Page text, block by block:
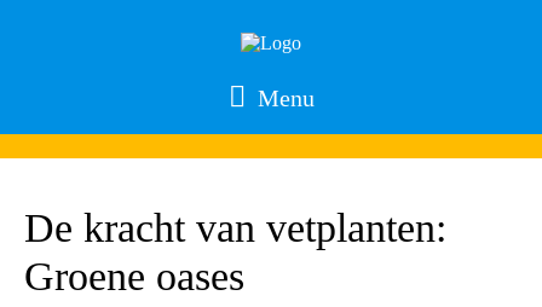
Menu
De kracht van vetplanten:
Groene oases